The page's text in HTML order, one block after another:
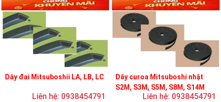
Dây đai Mitsuboshii LA, LB, LC
Liên hệ: 0938454791
Dây curoa Mitsuboshi nhật
S2M, S3M, S5M, S8M, S14M
Liên hệ: 0938454791